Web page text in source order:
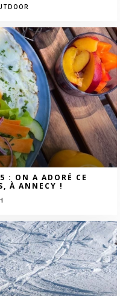
: ON A ADORÉ CE
À ANNECY !